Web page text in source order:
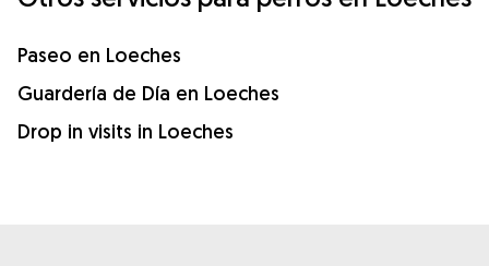
Paseo en Loeches
Guardería de Día en Loeches
Drop in visits in Loeches